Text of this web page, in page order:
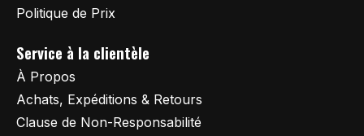
Politique de Prix
Service à la clientèle
À Propos
Achats, Expéditions & Retours
Clause de Non-Responsabilité